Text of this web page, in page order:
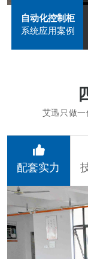
自动化控制柜
系统应用案例
艾迅只做
配套实力